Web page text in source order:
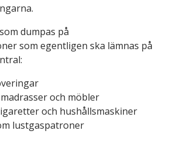
dumpas på
som egentligen ska lämnas på
och möbler
och hushållsmaskiner
lustgaspatroner